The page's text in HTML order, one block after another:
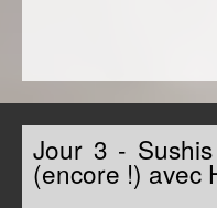
Jour 3 -
(encore !) avec